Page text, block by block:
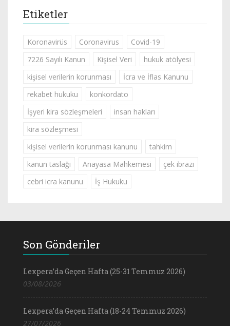
Etiketler
Koronavirüs Coronavirus
Covid-19
7226 Sayılı Kanun
Kişisel Veri
hukuk atölyesi
kişisel verilerin korunması
İcra ve İflas Kanunu
rekabet hukuku
konkordato
İşyeri kira sözleşmeleri
insan hakları
kira sözleşmesi
kişisel verilerin korunması kanunu
tahkim
kanun taslağı
Anayasa Mahkemesi
çek ibrazı
cebri icra kanunu
İş Hukuku
Son Gönderiler
Lexpera’da Geçen Hafta (25-31 Temmuz 2026)
03/08/2026
Lexpera’da Geçen Hafta (18-24 Temmuz 2026)
27/07/2026